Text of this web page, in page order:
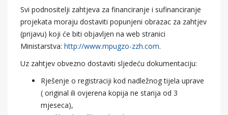
Svi podnositelji zahtjeva za financiranje i sufinanciranje
projekata moraju dostaviti popunjeni obrazac za zahtjev
(prijavu) koji će biti objavljen na web stranici
Ministarstva: http://www.mpugzo-zzh.com.
Uz zahtjev obvezno dostaviti sljedeću dokumentaciju:
Rješenje o registraciji kod nadležnog tijela uprave
( original ili ovjerena kopija ne starija od 3
mjeseca),